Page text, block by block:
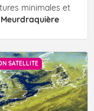
minimales et
SATELLITE